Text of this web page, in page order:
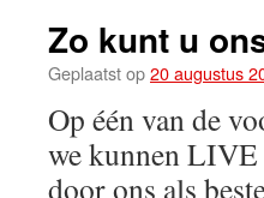
Zo kunt u
Geplaatst op20 augustus
Op één van de
we kunnen
door ons als